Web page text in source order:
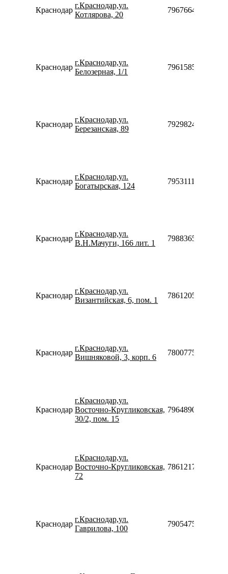
Краснодар
г.Краснодар,ул.
Котлярова, 20
79676646092
Краснодар
г.Краснодар,ул.
Белозерная, 1/1
79615858005
Краснодар
г.Краснодар,ул.
Березанская, 89
79298241625
Краснодар
г.Краснодар,ул.
Богатырская, 124
79531115990
Краснодар
г.Краснодар,ул.
В.Н.Мачуги, 166 лит. 1
79883656713
Краснодар
г.Краснодар,ул.
Византийская, 6, пом. 1
78612052612
Краснодар
г.Краснодар,ул.
Вишняковой, 3, корп. 6
78007753553
Краснодар
г.Краснодар,ул.
Восточно-Кругликовская,
30/2, пом. 15
79648908289
Краснодар
г.Краснодар,ул.
Восточно-Кругликовская,
72
78612176223
Краснодар
г.Краснодар,ул.
Гаврилова, 100
79054754005